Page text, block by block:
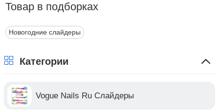
Товар в подборках
Новогодние слайдеры
Категории
Vogue Nails Ru Слайдеры